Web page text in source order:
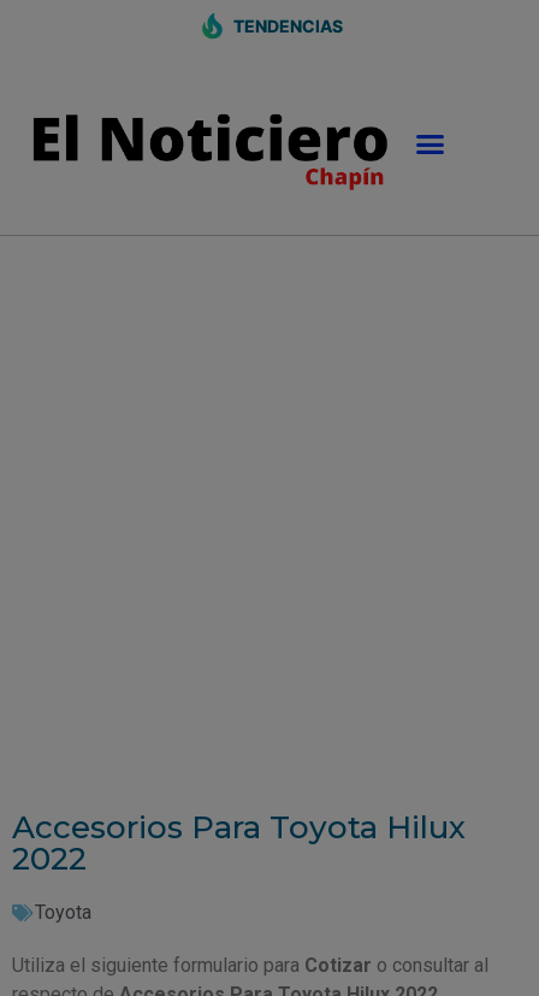
TENDENCIAS
Accesorios Para Toyota Hilux
2022
Toyota
Utiliza el siguiente formulario para Cotizar o consultar al